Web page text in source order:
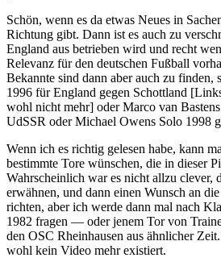
Schön, wenn es da etwas Neues in
Richtung gibt. Dann ist es auch zu
England aus betrieben wird und recht
Relevanz für den deutschen Fußball
Bekannte sind dann aber auch zu finden,
1996 für England gegen Schottland
wohl nicht mehr] oder Marco van
UdSSR oder Michael Owens Solo 1998
Wenn ich es richtig gelesen habe, kann
bestimmte Tore wünschen, die in dieser
Wahrscheinlich war es nicht allzu clever,
erwähnen, und dann einen Wunsch an
richten, aber ich werde dann mal nach
1982 fragen — oder jenem Tor von
den OSC Rheinhausen aus ähnlicher
wohl kein Video mehr existiert.